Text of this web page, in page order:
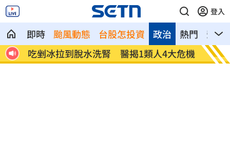
登入
即時 颱風動態 台股怎投資 熱門 影音
政治
吃剉冰拉到脫水洗腎 醫揭1類人4大危機 一直